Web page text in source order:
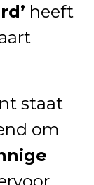
heeft
staat
om